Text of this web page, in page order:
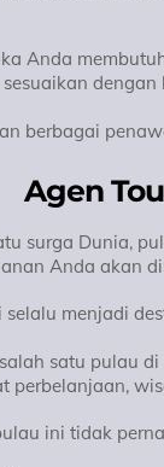
Anda
dengan
berbagai
Agen
surga Dunia,
Anda akan
selalu menjadi
satu pulau
perbelanjaan,
ini tidak